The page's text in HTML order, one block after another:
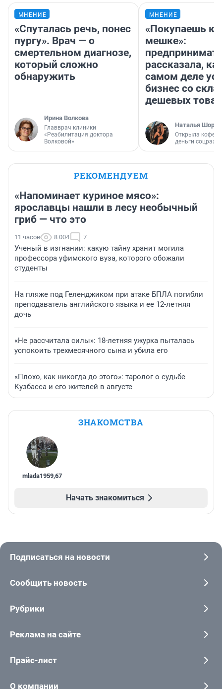
МНЕНИЕ
«Спуталась речь, понес
пургу». Врач — о
смертельном диагнозе,
который сложно
обнаружить
Ирина Волкова
Главврач клиники
«Реабилитация доктора
Волковой»
МНЕНИЕ
«Покупаешь
мешке»:
рассказала,
самом деле
бизнес со
дешевых
Наталья
Открыла
деньги
РЕКОМЕНДУЕМ
«Напоминает куриное мясо»:
ярославцы нашли в лесу необычный
гриб — что это
11 часов 8 004 7
Ученый в изгнании: какую тайну хранит могила
профессора уфимского вуза, которого обожали
студенты
На пляже под Геленджиком при атаке БПЛА погибли
преподаватель английского языка и ее 12-летняя
дочь
«Не рассчитала силы»: 18-летняя ужурка пыталась
успокоить трехмесячного сына и убила его
«Плохо, как никогда до этого»: таролог о судьбе
Кузбасса и его жителей в августе
ЗНАКОМСТВА
mlada1959,67
Начать знакомиться
Подписаться на новости
Сообщить новость
Рубрики
Реклама на сайте
Прайс-лист
О компании